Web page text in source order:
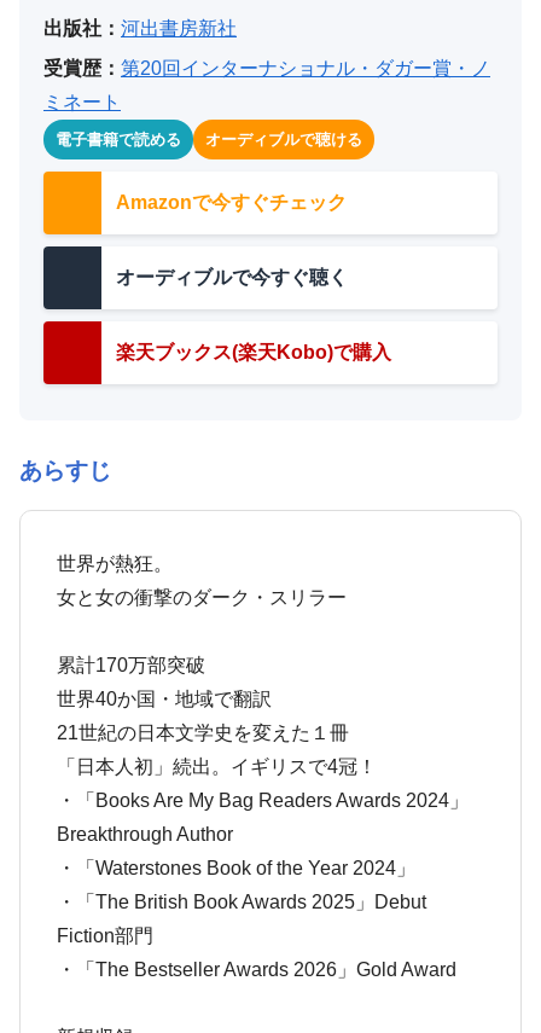
出版社： 河出書房新社
受賞歴： 第20回インターナショナル・ダガー賞・ノ
ミネート
電子書籍で読める オーディブルで聴ける
Amazonで今すぐチェック
オーディブルで今すぐ聴く
楽天ブックス(楽天Kobo)で購入
あらすじ
世界が熱狂。
女と女の衝撃のダーク・スリラー
累計170万部突破
世界40か国・地域で翻訳
21世紀の日本文学史を変えた１冊
「日本人初」続出。イギリスで4冠！
・「Books Are My Bag Readers Awards 2024」
Breakthrough Author
・「Waterstones Book of the Year 2024」
・「The British Book Awards 2025」Debut
Fiction部門
・「The Bestseller Awards 2026」Gold Award